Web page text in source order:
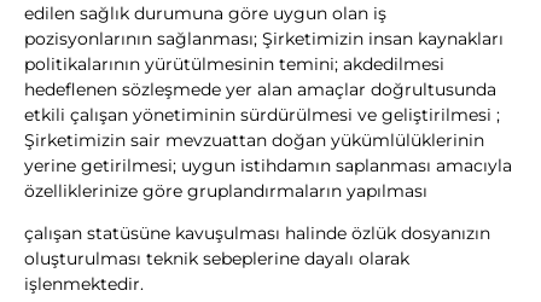
edilen sağlık durumuna göre uygun olan iş
pozisyonlarının sağlanması; Şirketimizin insan kaynakları
politikalarının yürütülmesinin temini; akdedilmesi
hedeflenen sözleşmede yer alan amaçlar doğrultusunda
etkili çalışan yönetiminin sürdürülmesi ve geliştirilmesi ;
Şirketimizin sair mevzuattan doğan yükümlülüklerinin
yerine getirilmesi; uygun istihdamın saplanması amacıyla
özelliklerinize göre gruplandırmaların yapılması
çalışan statüsüne kavuşulması halinde özlük dosyanızın
oluşturulması teknik sebeplerine dayalı olarak
işlenmektedir.